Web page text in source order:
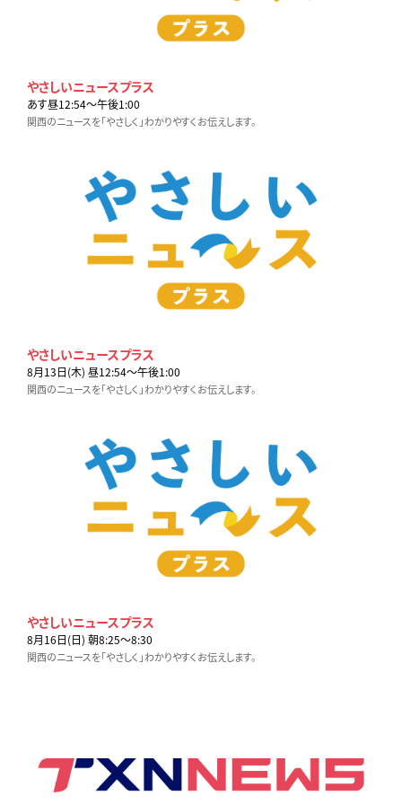
やさしいニュースプラス
あす昼12:54〜午後1:00
関西のニュースを「やさしく」わかりやすくお伝えします。
やさしいニュースプラス
8月13日(木) 昼12:54〜午後1:00
関西のニュースを「やさしく」わかりやすくお伝えします。
やさしいニュースプラス
8月16日(日) 朝8:25〜8:30
関西のニュースを「やさしく」わかりやすくお伝えします。